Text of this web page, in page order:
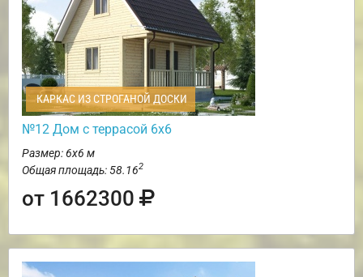
КАРКАС ИЗ СТРОГАНОЙ ДОСКИ
№12 Дом с террасой 6х6
Размер: 6х6 м
Общая площадь: 58.162
от 1662300